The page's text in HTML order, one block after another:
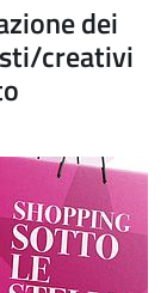
dei
creativi